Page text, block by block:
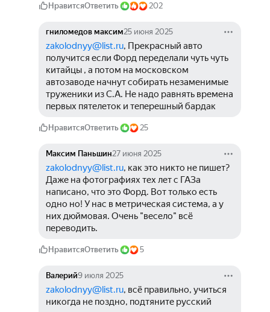
НравитсяОтветить 202
гниломедов максим25 июня 2025
zakolodnyy@list.ru, Прекрасный авто
получится если Форд переделали чуть чуть
китайцы , а потом на московском
автозаводе начнут собирать незаменимые
труженики из С.А. Не надо равнять времена
первых пятелеток и теперешный бардак
НравитсяОтветить 25
Максим Паньшин27 июня 2025
zakolodnyy@list.ru, как это никто не пишет?
Даже на фотографиях тех лет с ГАЗа
написано, что это Форд. Вот только есть
одно но! У нас в метрическая система, а у
них дюймовая. Очень "весело" всё
переводить.
НравитсяОтветить 5
Валерий9 июля 2025
zakolodnyy@list.ru, всё правильно, учиться
никогда не поздно, подтяните русский